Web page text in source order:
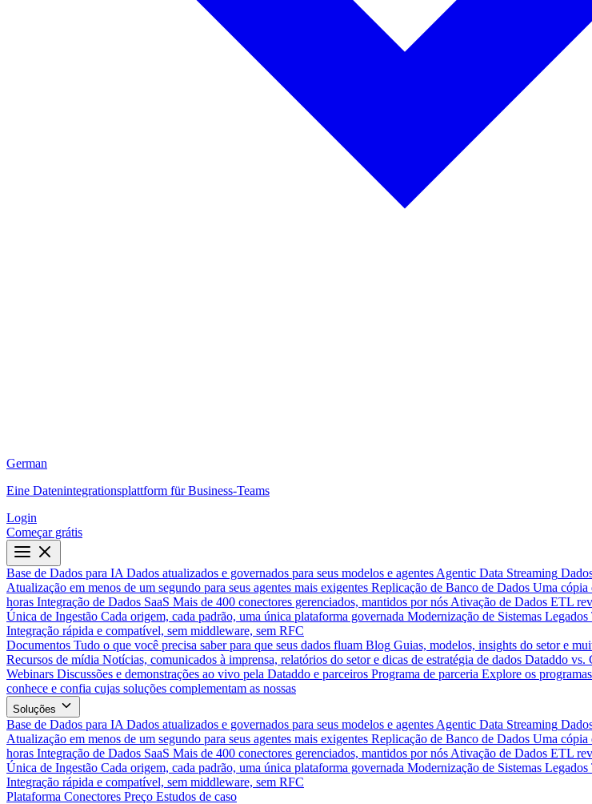
German
Eine Datenintegrationsplattform für Business-Teams
Login
Começar grátis
Base de Dados para IA Dados atualizados e governados para seus modelos e agentes Agentic Data Streaming
Atualização em menos de um segundo para seus agentes mais exigentes Replicação de Banco de Dados Uma cópia
horas Integração de Dados SaaS Mais de 400 conectores gerenciados, mantidos por nós Ativação de Dados ETL
Única de Ingestão Cada origem, cada padrão, uma única plataforma governada Modernização de Sistemas Legados
Integração rápida e compatível, sem middleware, sem RFC
Documentos Tudo o que você precisa saber para que seus dados fluam Blog Guias, modelos, insights do setor e
Recursos de mídia Notícias, comunicados à imprensa, relatórios do setor e dicas de estratégia de dados Dataddo vs.
Webinars Discussões e demonstrações ao vivo pela Dataddo e parceiros Programa de parceria Explore os
conhece e confia cujas soluções complementam as nossas
Soluções
Base de Dados para IA Dados atualizados e governados para seus modelos e agentes Agentic Data Streaming
Atualização em menos de um segundo para seus agentes mais exigentes Replicação de Banco de Dados Uma cópia
horas Integração de Dados SaaS Mais de 400 conectores gerenciados, mantidos por nós Ativação de Dados ETL
Única de Ingestão Cada origem, cada padrão, uma única plataforma governada Modernização de Sistemas Legados
Integração rápida e compatível, sem middleware, sem RFC
Plataforma Conectores Preço Estudos de caso